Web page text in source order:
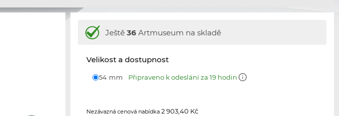
Ještě36 Artmuseum na skladě
Velikost a dostupnost
54 mm Připraveno k odeslání za 19 hodin
Nezávazná cenová nabídka2 903,40 Kč